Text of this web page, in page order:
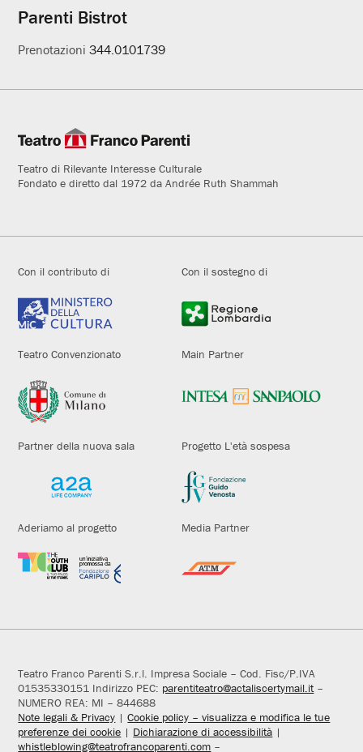
Parenti Bistrot
Prenotazioni344.0101739
Teatro di Rilevante Interesse Culturale
Fondato e diretto dal 1972 da Andrée Ruth Shammah
Con il contributo di Con il sostegno di
Teatro Convenzionato Main Partner
Partner della nuova sala Progetto L'età sospesa
Aderiamo al progetto Media Partner
Teatro Franco Parenti S.r.l. Impresa Sociale – Cod. Fisc/P.IVA
01535330151 Indirizzo PEC: parentiteatro@actaliscertymail.it–
NUMERO REA: MI – 844688
Note legali & Privacy |Cookie policy – visualizza e modifica le tue
preferenze dei cookie | Dichiarazione di accessibilità |
whistleblowing@teatrofrancoparenti.com –